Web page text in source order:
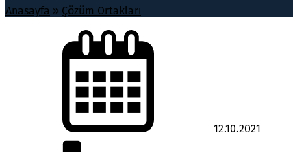
Anasayfa » Çözüm Ortakları
12.10.2021